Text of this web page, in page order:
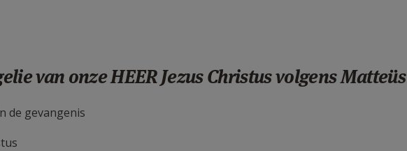
van onze HEER Jezus Christus volgens Matteüs
de gevangenis